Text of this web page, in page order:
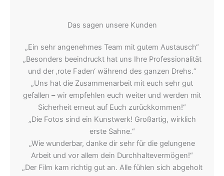
Das sagen unsere Kunden
„Ein sehr angenehmes Team mit gutem Austausch“
„Besonders beeindruckt hat uns Ihre Professionalität
und der ‚rote Faden‘ während des ganzen Drehs.“
„Uns hat die Zusammenarbeit mit euch sehr gut
gefallen – wir empfehlen euch weiter und werden mit
Sicherheit erneut auf Euch zurückkommen!“
„Die Fotos sind ein Kunstwerk! Großartig, wirklich
erste Sahne.“
„Wie wunderbar, danke dir sehr für die gelungene
Arbeit und vor allem dein Durchhaltevermögen!“
„Der Film kam richtig gut an. Alle fühlen sich abgeholt